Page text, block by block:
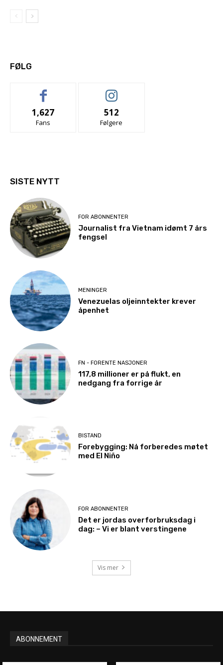
FØLG
1,627
Fans
512
Følgere
SISTE NYTT
FOR ABONNENTER
Journalist fra Vietnam idømt 7 års
fengsel
MENINGER
Venezuelas oljeinntekter krever
åpenhet
FN - FORENTE NASJONER
117,8 millioner er på flukt, en
nedgang fra forrige år
BISTAND
Forebygging: Nå forberedes møtet
med El Niño
FOR ABONNENTER
Det er jordas overforbruksdag i
dag: – Vi er blant verstingene
Vis mer
ABONNEMENT